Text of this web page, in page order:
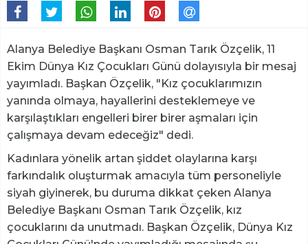
Alanya Belediye Başkanı Osman Tarık Özçelik, 11
Ekim Dünya Kız Çocukları Günü dolayısıyla bir mesaj
yayımladı. Başkan Özçelik, "Kız çocuklarımızın
yanında olmaya, hayallerini desteklemeye ve
karşılaştıkları engelleri birer birer aşmaları için
çalışmaya devam edeceğiz" dedi.
Kadınlara yönelik artan şiddet olaylarına karşı
farkındalık oluşturmak amacıyla tüm personeliyle
siyah giyinerek, bu duruma dikkat çeken Alanya
Belediye Başkanı Osman Tarık Özçelik, kız
çocuklarını da unutmadı. Başkan Özçelik, Dünya Kız